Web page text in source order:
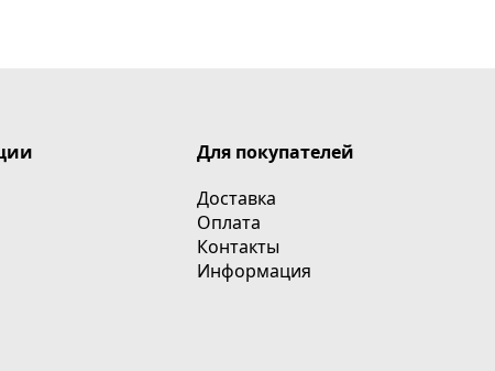
Для покупателей
Доставка
Оплата
Контакты
Информация